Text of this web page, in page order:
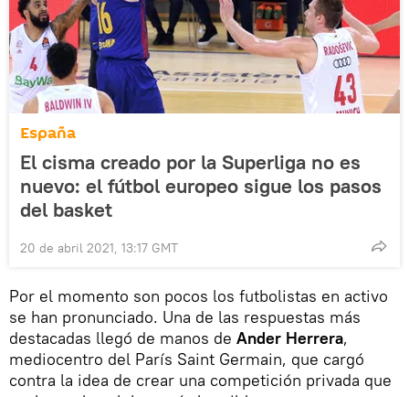
España
El cisma creado por la Superliga no es
nuevo: el fútbol europeo sigue los pasos
del basket
20 de abril 2021, 13:17 GMT
Por el momento son pocos los futbolistas en activo
se han pronunciado. Una de las respuestas más
destacadas llegó de manos de Ander Herrera,
mediocentro del París Saint Germain, que cargó
contra la idea de crear una competición privada que